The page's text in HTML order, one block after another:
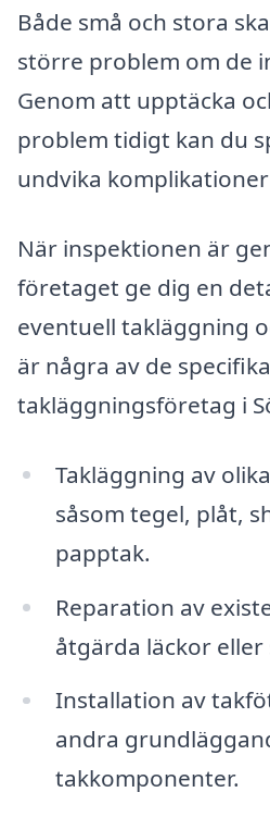
Både små och stora
större problem om de
Genom att upptäcka
problem tidigt kan du
undvika
När inspektionen är
företaget ge dig en
eventuell takläggning
är några av de
takläggningsföretag i
Takläggning av
såsom tegel, plåt,
papptak.
Reparation av
åtgärda läckor eller
Installation av
andra
takkomponenter.